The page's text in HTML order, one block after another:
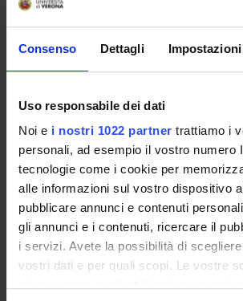
Consenso Dettagli
Uso responsabile dei dati
Noi e i nostri 1022 partner trattiamo i
personali, ad esempio il vostro numero
tecnologie come i cookie per
alle informazioni sul vostro dispositivo
pubblicare annunci e contenuti
gli annunci e i contenuti, ricercare il
i servizi. Avete la possibilità di
vostri dati e per quali scopi. Le vostre
Non è stato trovato alcun seminario
all'insegnamento Istituzioni di diritto
OFFERTA FORMATIVA
CORSI DI STUDIO
DOTTORATI DI RICERCA E
SUPERIORE
Contatti
Persone